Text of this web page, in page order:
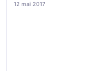
12 mai 2017